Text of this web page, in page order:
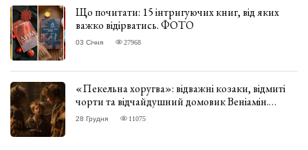
Що почитати: 15 інтригуючих книг, від яких
важко відірватись. ФОТО
03 Січня 27968
«Пекельна хоругва»: відважні козаки, відмиті
чорти та відчайдушний домовик Веніамін.
ВІДГУК
28 Грудня 11075